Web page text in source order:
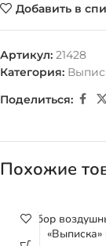
Добавить в
Артикул: 21428
Категория:
Поделиться:
Похожие
Набор